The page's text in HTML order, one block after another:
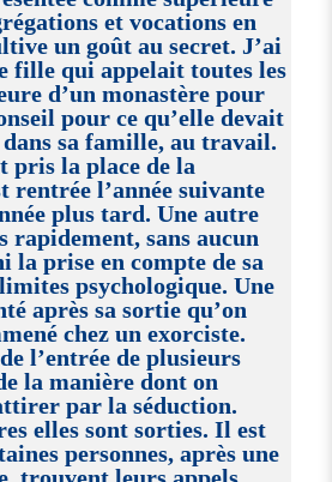
et vocations en
un goût au secret. J’ai
fille qui appelait toutes les
d’un monastère pour
pour ce qu’elle devait
sa famille, au travail.
pris la place de la
rentrée l’année suivante
plus tard. Une autre
rapidement, sans aucun
la prise en compte de sa
psychologique. Une
après sa sortie qu’on
chez un exorciste.
l’entrée de plusieurs
la manière dont on
par la séduction.
elles sont sorties. Il est
personnes, après une